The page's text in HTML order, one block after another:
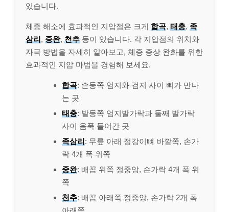
있습니다.
체증 해소에 효과적인 지압점은 크게 합곡, 태충, 족
삼리, 중완, 천추 등이 있습니다. 각 지압점의 위치와
자극 방법을 자세히 알아보고, 체증 증상 완화를 위한
효과적인 지압 마법을 경험해 보세요.
합곡: 손등쪽 엄지와 검지 사이 뼈가 만나
는 곳
태충: 발등쪽 엄지발가락과 둘째 발가락
사이 움푹 들어간 곳
족삼리: 무릎 아래 정강이뼈 바깥쪽, 손가
락 4개 폭 위쪽
중완: 배꼽 위쪽 정중앙, 손가락 4개 폭 위
쪽
천추: 배꼽 아래쪽 정중앙, 손가락 2개 폭